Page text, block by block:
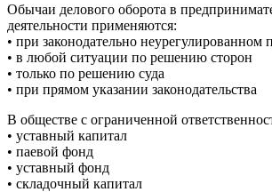
Обычаи делового оборота в
деятельности применяются:
• при законодательно неурегулированном
• в любой ситуации по решению сторон
• только по решению суда
• при прямом указании законодательства
В обществе с ограниченной
• уставный капитал
• паевой фонд
• уставный фонд
• складочный капитал